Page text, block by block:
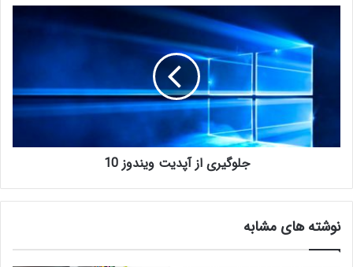
جلوگیری از آپدیت ویندوز 10
نوشته های مشابه